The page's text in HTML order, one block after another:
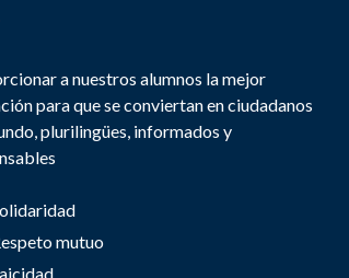
a nuestros alumnos la mejor
para que se conviertan en ciudadanos
plurilingües, informados y
mutuo